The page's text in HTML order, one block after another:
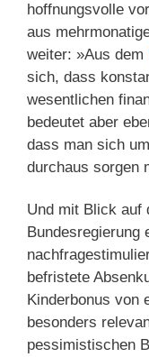
hoffnungsvolle
aus
weiter: »Aus dem
sich, dass
wesentlichen
bedeutet aber
dass man sich
durchaus sorgen
Und mit Blick auf
Bundesregierung
befristete
Kinderbonus von
besonders
pessimistischen